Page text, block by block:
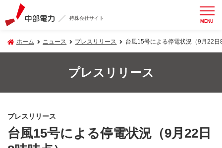
持株会社サイト MENU
ホーム ニュース プレスリリース 台風15号による停電状況（9月22日
プレスリリース
プレスリリース
台風15号による停電状況（9月22日